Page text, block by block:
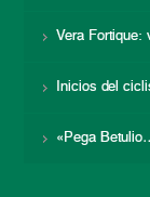
Vera Fortique:
Inicios del
«Pega